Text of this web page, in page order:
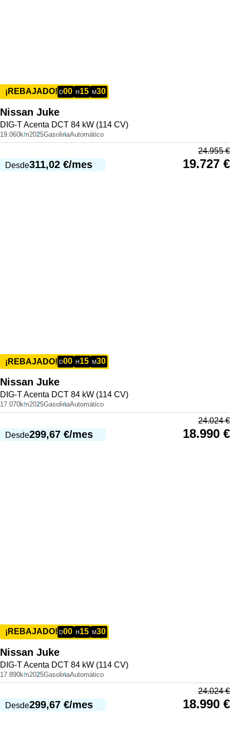
¡REBAJADO! D00 H15 M30
Nissan Juke
DIG-T Acenta DCT 84 kW (114 CV)
19.060km2025GasolinaAutomático
Desde311,02 €/mes
24.955€
19.727 €
¡REBAJADO! D00 H15 M30
Nissan Juke
DIG-T Acenta DCT 84 kW (114 CV)
17.070km2025GasolinaAutomático
Desde299,67 €/mes
24.024€
18.990 €
¡REBAJADO! D00 H15 M30
Nissan Juke
DIG-T Acenta DCT 84 kW (114 CV)
17.890km2025GasolinaAutomático
Desde299,67 €/mes
24.024€
18.990 €